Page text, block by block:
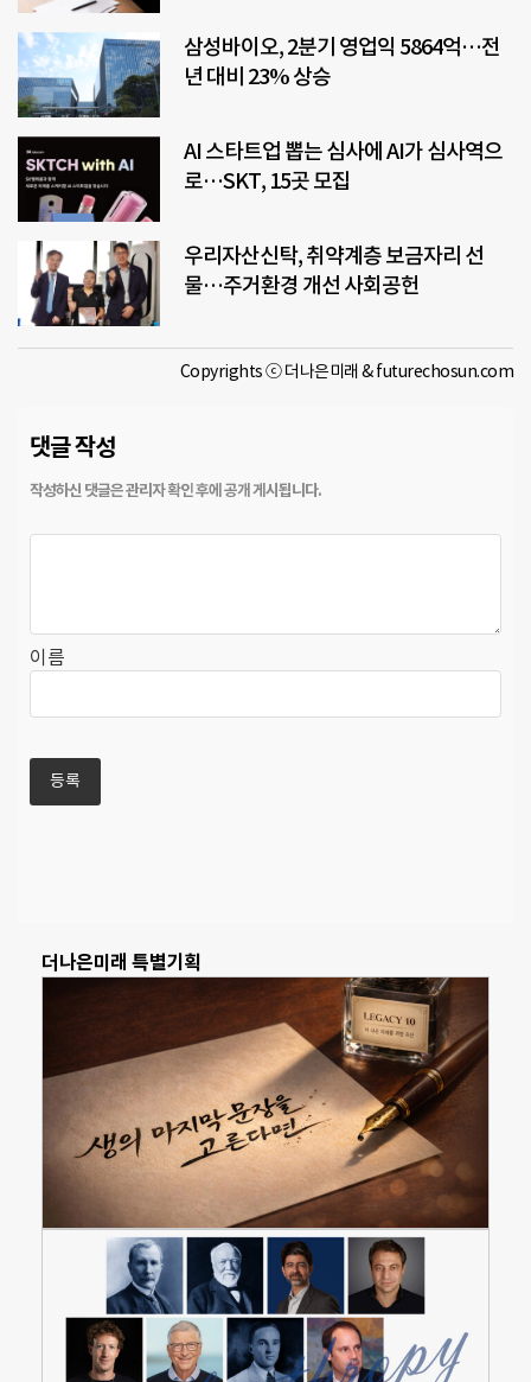
삼성바이오, 2분기 영업익 5864억…전
년 대비 23% 상승
AI 스타트업 뽑는 심사에 AI가 심사역으
로…SKT, 15곳 모집
우리자산신탁, 취약계층 보금자리 선
물…주거환경 개선 사회공헌
Copyrights ⓒ 더나은미래 & futurechosun.com
댓글 작성
이름
더나은미래 특별기획